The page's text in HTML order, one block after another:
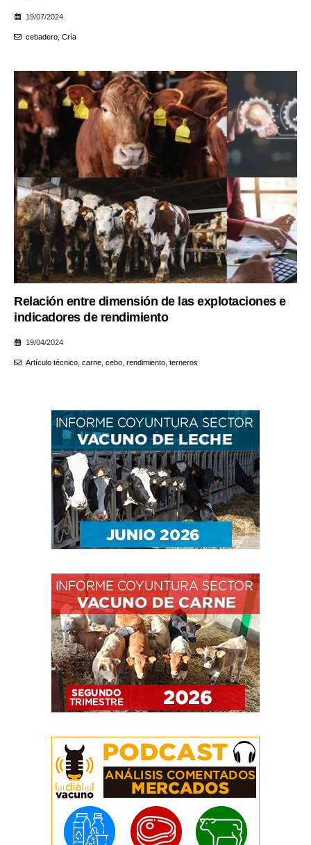
19/07/2024
cebadero, Cría
Relación entre dimensión de las explotaciones e
indicadores de rendimiento
19/04/2024
Artículo técnico, carne, cebo, rendimiento, terneros